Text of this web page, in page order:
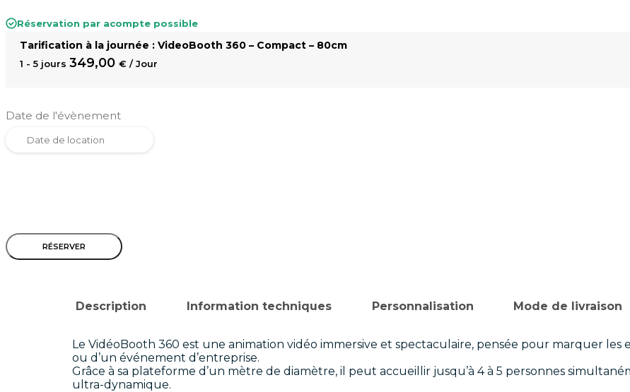
Réservation par acompte possible
Tarification à la journée : VideoBooth 360 – Compact – 80cm
1 - 5 jours 349,00 € / Jour
Date de l'évènement
RÉSERVER
Description Information techniques Personnalisation Mode de livraison
Le VidéoBooth 360 est une animation vidéo immersive et spectaculaire, pensée pour marquer les
ou d’un événement d’entreprise.
Grâce à sa plateforme d’un mètre de diamètre, il peut accueillir jusqu’à 4 à 5 personnes
ultra-dynamique.